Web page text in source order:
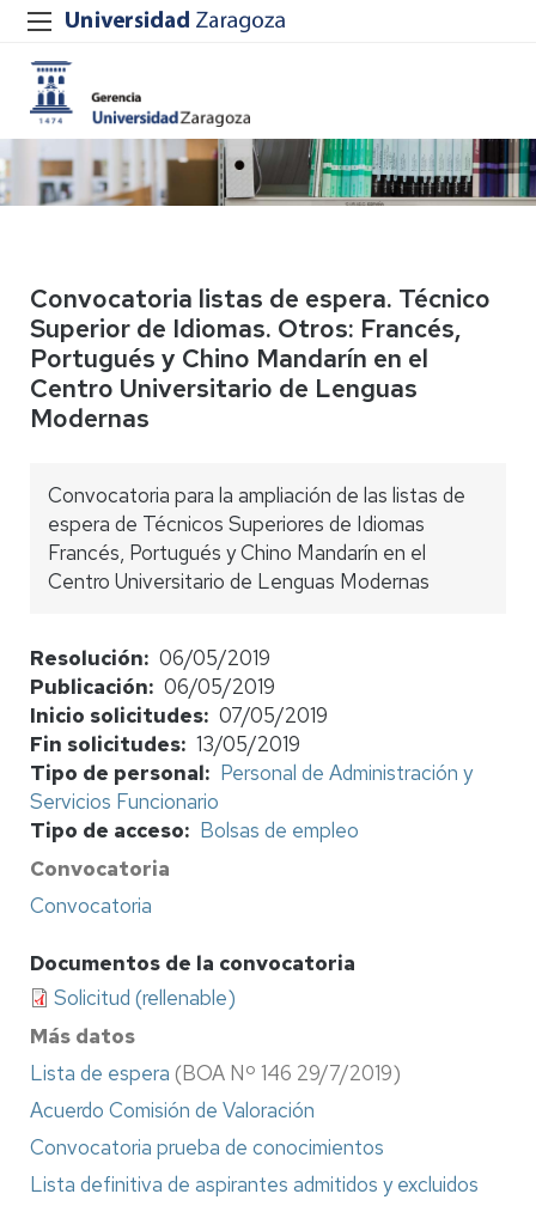
Convocatoria listas de espera. Técnico
Superior de Idiomas. Otros: Francés,
Portugués y Chino Mandarín en el
Centro Universitario de Lenguas
Modernas
Convocatoria para la ampliación de las listas de
espera de Técnicos Superiores de Idiomas
Francés, Portugués y Chino Mandarín en el
Centro Universitario de Lenguas Modernas
Resolución
06/05/2019
Publicación
06/05/2019
Inicio solicitudes 07/05/2019
Fin solicitudes 13/05/2019
Tipo de personal
Personal de Administración y
Servicios Funcionario
Tipo de acceso
Bolsas de empleo
Convocatoria
Convocatoria
Documentos de la convocatoria
Solicitud (rellenable)
Más datos
Lista de espera (BOA Nº 146 29/7/2019)
Acuerdo Comisión de Valoración
Convocatoria prueba de conocimientos
Lista definitiva de aspirantes admitidos y excluidos